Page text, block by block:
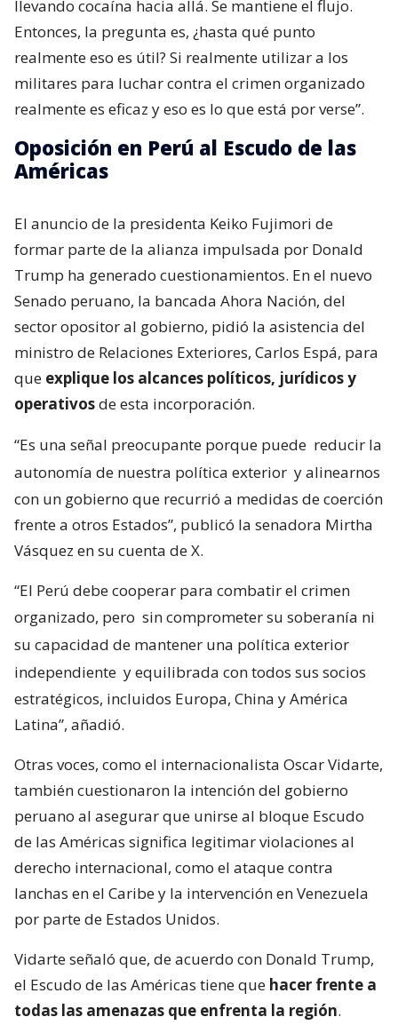
llevando cocaína hacia allá. Se mantiene el flujo.
Entonces, la pregunta es, ¿hasta qué punto
realmente eso es útil? Si realmente utilizar a los
militares para luchar contra el crimen organizado
realmente es eficaz y eso es lo que está por verse”.
Oposición en Perú al Escudo de las
Américas
El anuncio de la presidenta Keiko Fujimori de
formar parte de la alianza impulsada por Donald
Trump ha generado cuestionamientos. En el nuevo
Senado peruano, la bancada Ahora Nación, del
sector opositor al gobierno, pidió la asistencia del
ministro de Relaciones Exteriores, Carlos Espá, para
que explique los alcances políticos, jurídicos y
operativosde esta incorporación.
“Es una señal preocupante porque puede reducir la
autonomía de nuestra política exterior y alinearnos
con un gobierno que recurrió a medidas de coerción
frente a otros Estados”, publicó la senadora Mirtha
Vásquez en su cuenta de X.
“El Perú debe cooperar para combatir el crimen
organizado, pero sin comprometer su soberanía ni
su capacidad de mantener una política exterior
independiente y equilibrada con todos sus socios
estratégicos, incluidos Europa, China y América
Latina”, añadió.
Otras voces, como el internacionalista Oscar Vidarte,
también cuestionaron la intención del gobierno
peruano al asegurar que unirse al bloque Escudo
de las Américas significa legitimar violaciones al
derecho internacional, como el ataque contra
lanchas en el Caribe y la intervención en Venezuela
por parte de Estados Unidos.
Vidarte señaló que, de acuerdo con Donald Trump,
el Escudo de las Américas tiene que hacer frente a
todas las amenazas que enfrenta la región.